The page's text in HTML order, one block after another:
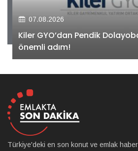
07.08.2026
Kiler GYO’dan Pendik
önemli adım!
Türkiye'deki en son konut ve emlak